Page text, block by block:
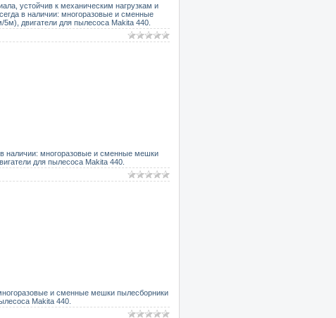
устойчив к механическим нагрузкам и
в наличии: многоразовые и сменные
двигатели для пылесоса Makita 440.
наличии: многоразовые и сменные мешки
для пылесоса Makita 440.
и сменные мешки пылесборники
Makita 440.